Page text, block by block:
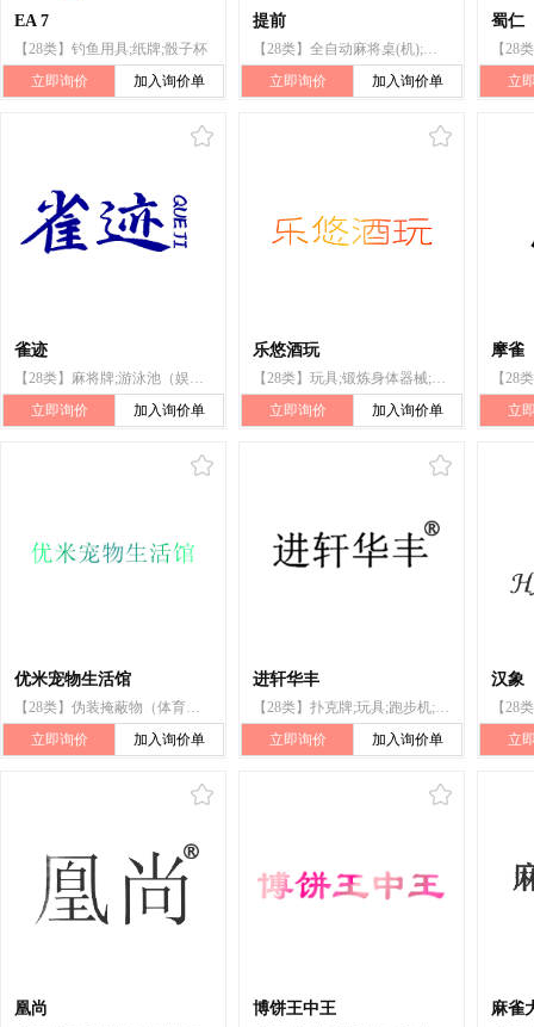
EA 7
【28类】钓鱼用具;纸牌;骰子杯
立即询价
加入询价单
提前
【28类】全自动麻将桌(机);棋;纸牌;扑克牌;骰子杯
立即询价
加入询价单
蜀仁
立
雀迹
【28类】麻将牌;游泳池（娱乐用品）;骰子;骰子杯;玩具;竞技手套;台球桌;电动游艺车;钓鱼竿;全自动麻将桌（机）
立即询价
加入询价单
乐悠酒玩
【28类】玩具;锻炼身体器械;游戏器具;智能玩具;游戏机;骰子;骰子杯;魔术器械;扑克牌;游戏套环
立即询价
加入询价单
摩雀
立
优米宠物生活馆
【28类】伪装掩蔽物（体育用品）;骰子;宠物用玩具;玩具
立即询价
加入询价单
进轩华丰
【28类】扑克牌;玩具;跑步机;棋;骰子;跳绳;乒乓球拍;羽毛球;射箭用器具;旱冰鞋
立即询价
加入询价单
汉象
立
凰尚 博饼王中王 麻雀